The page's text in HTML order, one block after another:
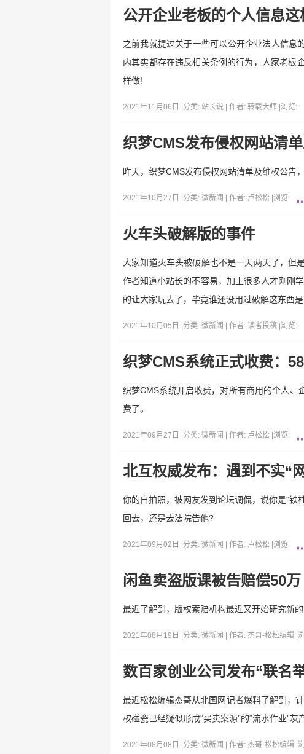
公开企业老板的个人信息
之前我就提过关于一些可以公开企业法人信息
内其实都存在违反相关条例的行为，人家老板
样做!
2021年11月06日 | 分类: 站长说 | 作者: 转载大师 浏览:
织梦CMS发布侵权网站清
昨天，织梦CMS发布侵权网站清单及维权公告
2021年10月27日 | 分类: 微新闻 | 作者: 卢松松 浏览:
火车头破解版的事件
大家知道火车头被破解也不是一天两天了，但
作者知道小站长的不容易，加上很多人才刚刚
的让大家玩去了，毕竟谁还没用过破解这东西是
2021年10月05日 | 分类: 微新闻 | 作者: 读者投稿 浏览:
织梦CMS系统正式收费：
织梦CMS系统开启收费，对所有商用的个人
费了。
2021年09月27日 | 分类: 微新闻 | 作者: 卢松松 浏览:
北互权威发布：遇到不实“
你的自拍照，被网友发到论坛调侃，说你是“
回去，还是去法院告他?
2021年09月02日 | 分类: 微新闻 | 作者: 卢松松 浏览:
闲鱼卖盗版课被告赔偿50万
最近了解到，版权索赔机构最近又开始研究新
2021年08月19日 | 分类: 微新闻 | 作者: 杰哥-松松编辑
数百家创业公司发布“联名
最近松松编辑杰哥从北国网记者爆料了解到，
权碰瓷已经疑似形成“买卖案源”的“流水作业”灰
2021年08月08日 | 分类: 微新闻 | 作者: 杰哥-松松编辑